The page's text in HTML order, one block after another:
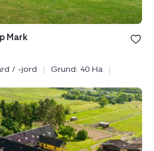
Bolig er
under
Mark
/ -jord | Grund: 40 Ha
|